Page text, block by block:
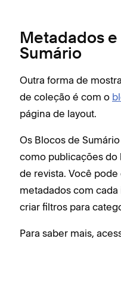
Metadados
Sumário
Outra forma de
de coleção é com o
página de layout.
Os Blocos de
como publicações do
de revista. Você
metadados com
criar filtros para
Para saber mais,